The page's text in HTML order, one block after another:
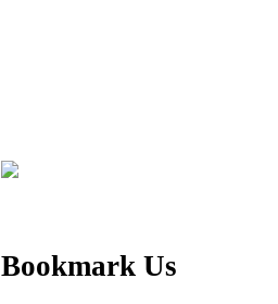
Bookmark Us